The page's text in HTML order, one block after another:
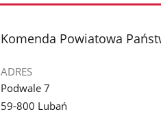
stopka
Komenda Powiatowa
ADRES
Podwale 7
59-800 Lubań